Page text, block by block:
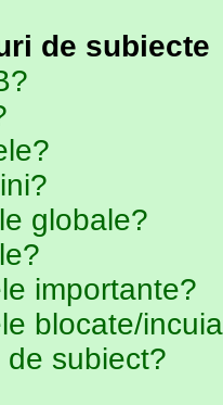
de subiecte
globale?
importante?
blocate/
subiect?